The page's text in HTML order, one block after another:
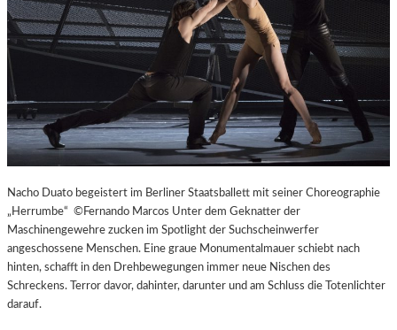
É
I
S
–
E
I
N
F
A
T
K
L
A
S
S
Nacho Duato begeistert im Berliner Staatsballett mit seiner Choreographie
„Herrumbe“ ©Fernando Marcos Unter dem Geknatter der
Maschinengewehre zucken im Spotlight der Suchscheinwerfer
angeschossene Menschen. Eine graue Monumentalmauer schiebt nach
hinten, schafft in den Drehbewegungen immer neue Nischen des
Schreckens. Terror davor, dahinter, darunter und am Schluss die Totenlichter
darauf.